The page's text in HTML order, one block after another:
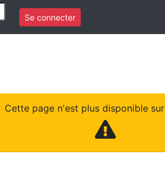
Se connecter
Cette page n'est plus disponible sur